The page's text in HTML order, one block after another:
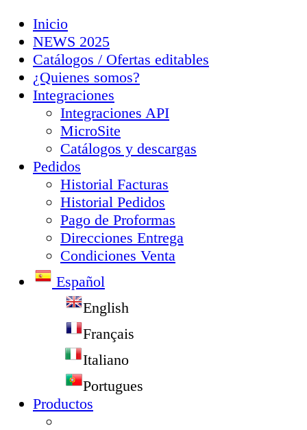
Inicio
NEWS 2025
Catálogos / Ofertas editables
¿Quienes somos?
Integraciones
Integraciones API
MicroSite
Catálogos y descargas
Pedidos
Historial Facturas
Historial Pedidos
Pago de Proformas
Direcciones Entrega
Condiciones Venta
Español
English
Français
Italiano
Portugues
Productos